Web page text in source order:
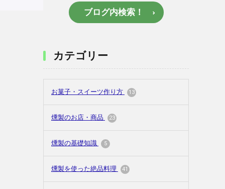
ブログ内検索！
カテゴリー
お菓子・スイーツ作り方 13
燻製のお店・商品 23
燻製の基礎知識 5
燻製を使った絶品料理 41